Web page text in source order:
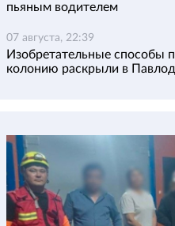
пьяным водителем
07 августа, 22:39
Изобретательные способы
колонию раскрыли в